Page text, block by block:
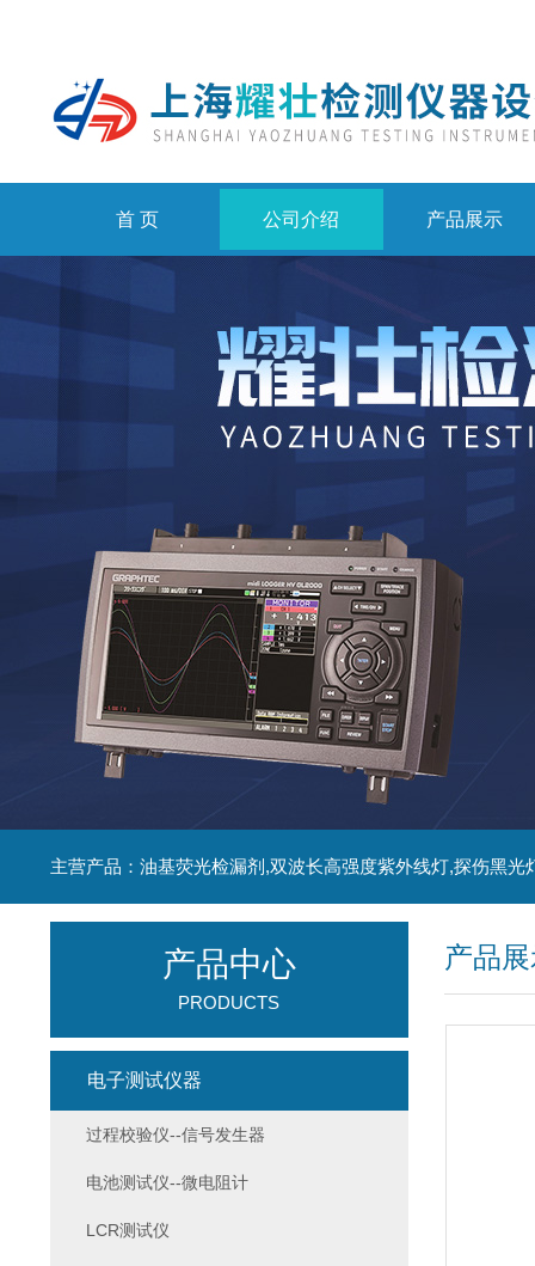
首 页 公司介绍 产品展示
主营产品：油基荧光检漏剂,双波长高强度紫外线灯,探伤黑光
产品
产品中心
PRODUCTS
电子测试仪器
过程校验仪--信号发生器
电池测试仪--微电阻计
LCR测试仪